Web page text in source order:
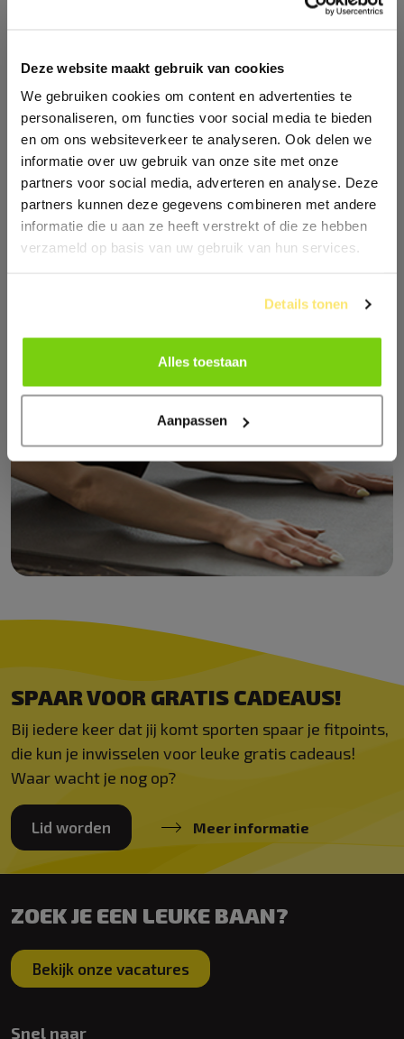
Deze website maakt gebruik van cookies
We gebruiken cookies om content en advertenties te
personaliseren, om functies voor social media te bieden
en om ons websiteverkeer te analyseren. Ook delen we
informatie over uw gebruik van onze site met onze
partners voor social media, adverteren en analyse. Deze
partners kunnen deze gegevens combineren met andere
informatie die u aan ze heeft verstrekt of die ze hebben
verzameld op basis van uw gebruik van hun services.
Details tonen
Alles toestaan
Aanpassen
Terug naar overzicht
SPAAR VOOR GRATIS CADEAUS!
Bij iedere keer dat jij komt sporten spaar je fitpoints,
die kun je inwisselen voor leuke gratis cadeaus!
Waar wacht je nog op?
Lid worden Meer informatie
ZOEK JE EEN LEUKE BAAN?
Bekijk onze vacatures
Snel naar